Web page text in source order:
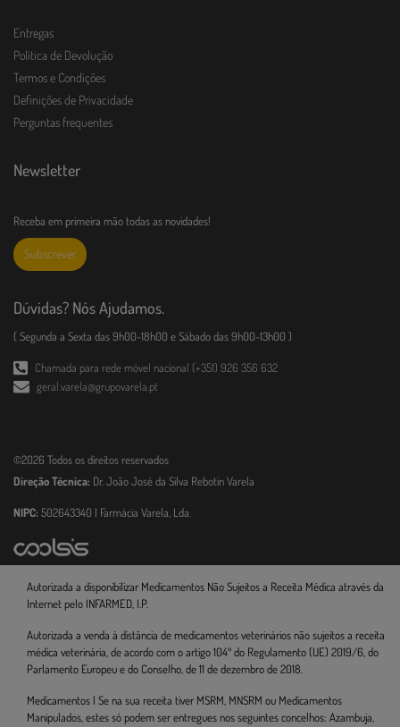
Entregas
Política de Devolução
Termos e Condições
Definições de Privacidade
Perguntas frequentes
Newsletter
Receba em primeira mão todas as novidades!
Subscrever
Dúvidas? Nós Ajudamos.
( Segunda a Sexta das 9h00-18h00 e Sábado das 9h00-13h00 )
Chamada para rede móvel nacional (+351) 926 356 632
geral.varela@grupovarela.pt
©2026 Todos os direitos reservados
Direção Técnica: Dr. João José da Silva Rebotin Varela
NIPC: 502643340 | Farmácia Varela, Lda.
Autorizada a disponibilizar Medicamentos Não Sujeitos a Receita Médica através da
Internet pelo INFARMED, I.P.
Autorizada a venda à distância de medicamentos veterinários não sujeitos a receita
médica veterinária, de acordo com o artigo 104º do Regulamento (UE) 2019/6, do
Parlamento Europeu e do Conselho, de 11 de dezembro de 2018.
Medicamentos | Se na sua receita tiver MSRM, MNSRM ou Medicamentos
Manipulados, estes só podem ser entregues nos seguintes concelhos: Azambuja,